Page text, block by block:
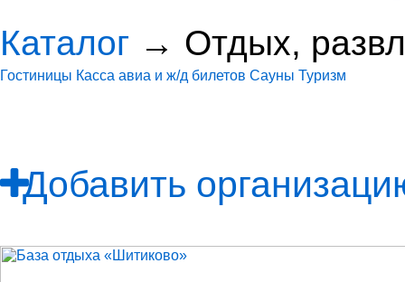
Каталог → Отдых,
Гостиницы Касса авиа и ж/д билетов Сауны Туризм
Добавить